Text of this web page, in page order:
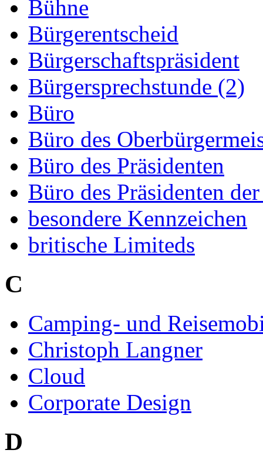
Bühne
Bürgerentscheid
Bürgerschaftspräsident
Bürgersprechstunde (2)
Büro
Büro des
Büro des Präsidenten
Büro des Präsidenten
besondere Kennzeichen
britische Limiteds
C
Camping- und
Christoph Langner
Cloud
Corporate Design
D